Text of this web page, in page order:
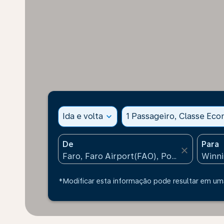
Ida e volta expand_more 1 Passageiro, Classe
De
close
Para
*Modificar esta informação pode resultar em